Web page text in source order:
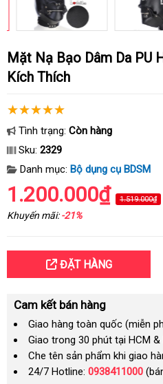
Mặt Nạ Bạo Dâm Da PU Hình Quỷ Khóa Miệng
Kích Thích
Tình trạng: Còn hàng
Sku: 2329
Danh mục: Bộ dụng cụ BDSM
1.200.000₫ 1.519.000₫
Khuyến mãi:-21%
ĐẶT HÀNG
Cam kết bán hàng
Giao hàng toàn quốc (miễn
Giao trong 30 phút tại HCM &
Che tên sản phẩm khi giao
24/7 Hotline: 0938411000